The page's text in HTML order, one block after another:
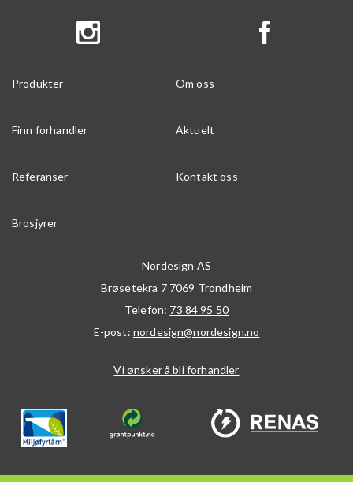
Produkter Om oss
Finn forhandler Aktuelt
Referanser Kontakt oss
Brosjyrer
Nordesign AS
Brøsetekra 7 7069 Trondheim
Telefon: 73 84 95 50
E-post: nordesign@nordesign.no
Vi ønsker å bli forhandler